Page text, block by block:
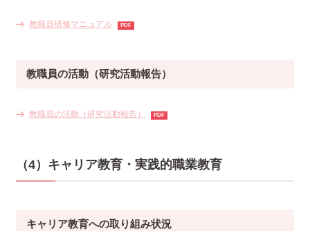
教職員研修マニュアル
教職員の活動（研究活動報告）
教職員の活動（研究活動報告）
（4）キャリア教育・実践的職業教育
キャリア教育への取り組み状況